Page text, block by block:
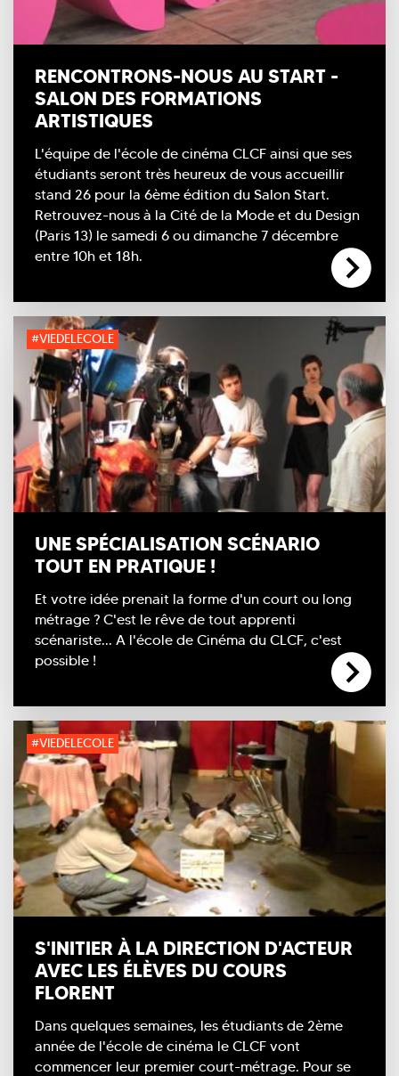
RENCONTRONS-NOUS AU START -
SALON DES FORMATIONS
ARTISTIQUES
L'équipe de l'école de cinéma CLCF ainsi que ses
étudiants seront très heureux de vous accueillir
stand 26 pour la 6ème édition du Salon Start.
Retrouvez-nous à la Cité de la Mode et du Design
(Paris 13) le samedi 6 ou dimanche 7 décembre
entre 10h et 18h.
#VIEDELECOLE
UNE SPÉCIALISATION SCÉNARIO
TOUT EN PRATIQUE !
Et votre idée prenait la forme d'un court ou long
métrage ? C'est le rêve de tout apprenti
scénariste... A l'école de Cinéma du CLCF, c'est
possible !
#VIEDELECOLE
S'INITIER À LA DIRECTION D'ACTEUR
AVEC LES ÉLÈVES DU COURS
FLORENT
Dans quelques semaines, les étudiants de 2ème
année de l'école de cinéma le CLCF vont
commencer leur premier court-métrage. Pour se